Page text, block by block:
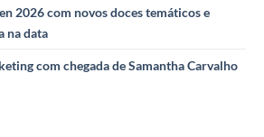
2026 com novos doces temáticos e
na data
com chegada de Samantha Carvalho